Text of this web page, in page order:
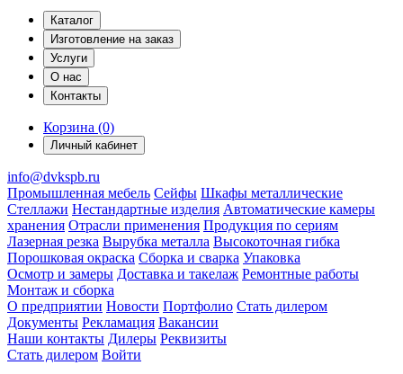
Каталог
Изготовление на заказ
Услуги
О нас
Контакты
Корзина (0)
Личный кабинет
info@dvkspb.ru
Промышленная мебель Сейфы Шкафы металлические
Стеллажи Нестандартные изделия Автоматические камеры
хранения Отрасли применения Продукция по сериям
Лазерная резка Вырубка металла Высокоточная гибка
Порошковая окраска Сборка и сварка Упаковка
Осмотр и замеры Доставка и такелаж Ремонтные работы
Монтаж и сборка
О предприятии Новости Портфолио Стать дилером
Документы Рекламация Вакансии
Наши контакты Дилеры Реквизиты
Стать дилером Войти